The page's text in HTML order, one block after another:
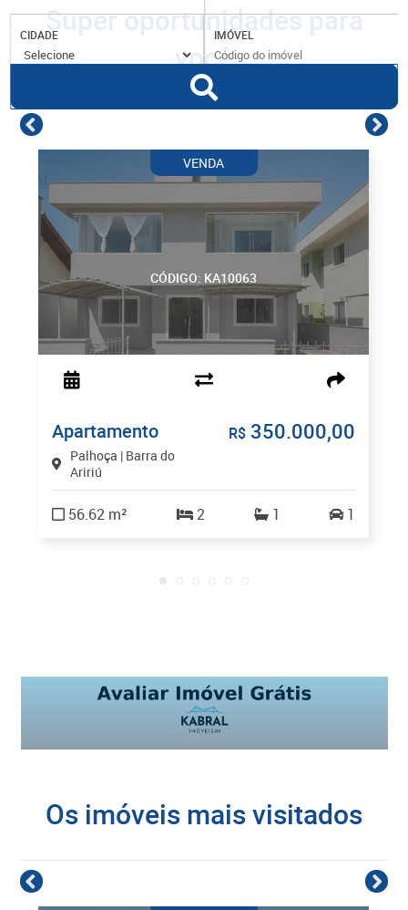
CIDADE IMÓVEL
Super oportunidades para
você
CÓDIGO: KA10063
VENDA
Apartamento
Palhoça | Barra do
Aririú
R$ 350.000,00
56.62 m² 2 1 1
Os imóveis mais visitados